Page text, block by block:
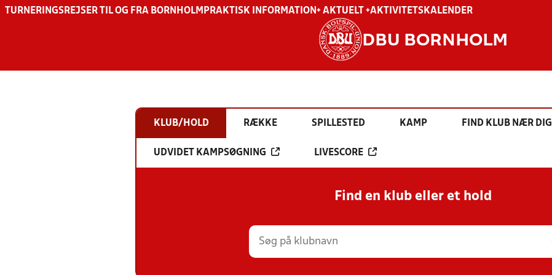
TURNERINGSREJSER TIL OG FRA BORNHOLM PRAKTISK INFORMATION + AKTUELT +AKTIVITETSKALENDER
DBU BORNHOLM
KLUB/HOLD RÆKKE SPILLESTED KAMP FIND KLUB NÆR DIG
UDVIDET KAMPSØGNING LIVESCORE
Find en klub eller et hold